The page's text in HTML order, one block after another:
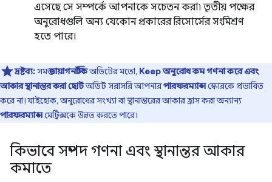
এসেছে সে সম্পর্কে আপনাকে সচেতন করা৷ তৃতীয় পক্ষের
অনুরোধগুলি অন্য যেকোন প্রকারের রিসোর্সের সংমিশ্রণ
হতে পারে।
দ্রষ্টব্য:সমস্তডায়াগনস্টিকঅডিটের মতো, Keep অনুরোধ কম গণনা করে এবং
আকার স্থানান্তর করা ছোটঅডিট সরাসরি আপনারপারফরম্যান্সস্কোরকে প্রভাবিত
করে না। যাইহোক, অনুরোধের সংখ্যা বা স্থানান্তরের আকার হ্রাস করা অন্যান্য
পারফরম্যান্সমেট্রিক্সকে উন্নত করতে পারে।
কিভাবে সম্পদ গণনা এবং স্থানান্তর আকার
কমাতে